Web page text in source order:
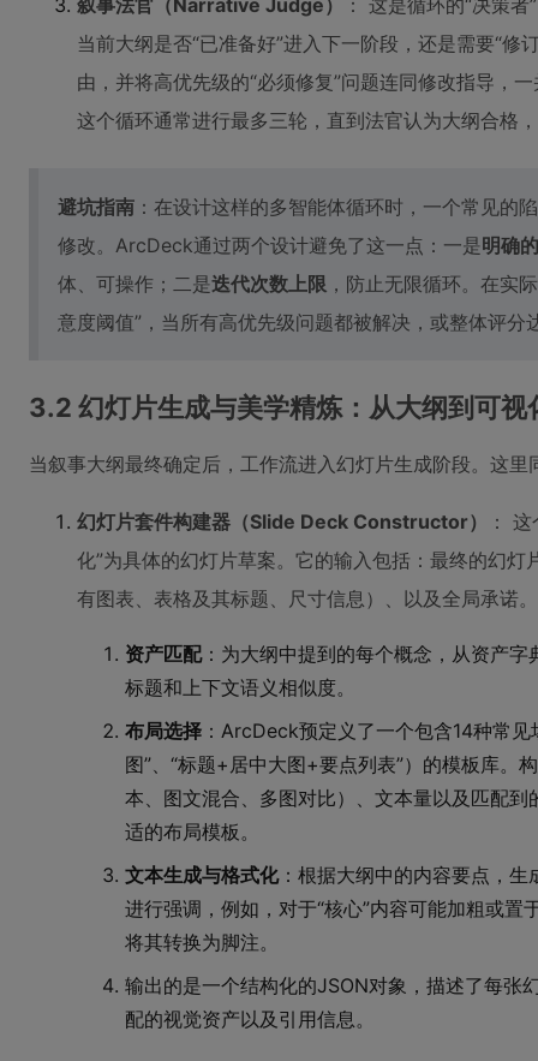
叙事法官（Narrative Judge）
： 这是循环的“决策
当前大纲是否“已准备好”进入下一阶段，还是需要“修
由，并将高优先级的“必须修复”问题连同修改指导，
这个循环通常进行最多三轮，直到法官认为大纲合格
避坑指南 ：在设计这样的多智能体循环时，一个常见的
修改。ArcDeck通过两个设计避免了这一点：一是明确
体、可操作；二是迭代次数上限 ，防止无限循环。在实
意度阈值”，当所有高优先级问题都被解决，或整体评分
3.2 幻灯片生成与美学精炼：从大纲到可视
当叙事大纲最终确定后，工作流进入幻灯片生成阶段。这
幻灯片套件构建器（Slide Deck Constructor）
：
化”为具体的幻灯片草案。它的输入包括：最终的幻灯
有图表、表格及其标题、尺寸信息）、以及全局承诺
资产匹配：为大纲中提到的每个概念，从资产
标题和上下文语义相似度。
布局选择 ：ArcDeck预定义了一个包含14种常
图”、“标题+居中大图+要点列表”）的模板库。
本、图文混合、多图对比）、文本量以及匹配
适的布局模板。
文本生成与格式化：根据大纲中的内容要点，生
进行强调，例如，对于“核心”内容可能加粗或
将其转换为脚注。
输出的是一个结构化的JSON对象，描述了每张
配的视觉资产以及引用信息。